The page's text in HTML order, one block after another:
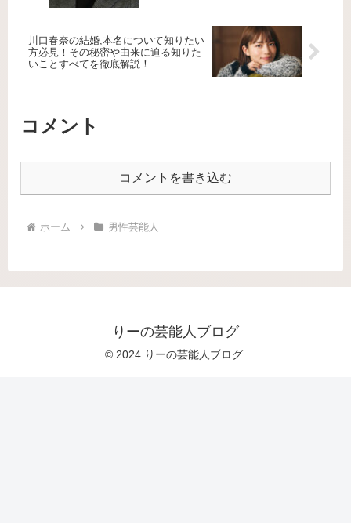
川口春奈の結婚,本名について知りたい
方必見！その秘密や由来に迫る知りた
いことすべてを徹底解説！
コメント
コメントを書き込む
ホーム 男性芸能人
りーの芸能人ブログ
© 2024 りーの芸能人ブログ.